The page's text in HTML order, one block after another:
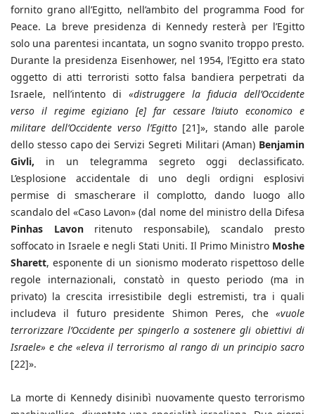
fornito grano all’Egitto, nell’ambito del programma Food for
Peace. La breve presidenza di Kennedy resterà per l’Egitto
solo una parentesi incantata, un sogno svanito troppo presto.
Durante la presidenza Eisenhower, nel 1954, l’Egitto era stato
oggetto di atti terroristi sotto falsa bandiera perpetrati da
Israele, nell’intento di «distruggere la fiducia dell’Occidente
verso il regime egiziano [e] far cessare l’aiuto economico e
militare dell’Occidente verso l’Egitto[21]», stando alle parole
dello stesso capo dei Servizi Segreti Militari (Aman) Benjamin
Givli, in un telegramma segreto oggi declassificato.
L’esplosione accidentale di uno degli ordigni esplosivi
permise di smascherare il complotto, dando luogo allo
scandalo del «Caso Lavon» (dal nome del ministro della Difesa
Pinhas Lavonritenuto responsabile), scandalo presto
soffocato in Israele e negli Stati Uniti. Il Primo Ministro Moshe
Sharett, esponente di un sionismo moderato rispettoso delle
regole internazionali, constatò in questo periodo (ma in
privato) la crescita irresistibile degli estremisti, tra i quali
includeva il futuro presidente Shimon Peres, che«vuole
terrorizzare l’Occidente per spingerlo a sostenere gli obiettivi di
Israele» e che «eleva il terrorismo al rango di un principio sacro
[22]».
La morte di Kennedy disinibì nuovamente questo terrorismo